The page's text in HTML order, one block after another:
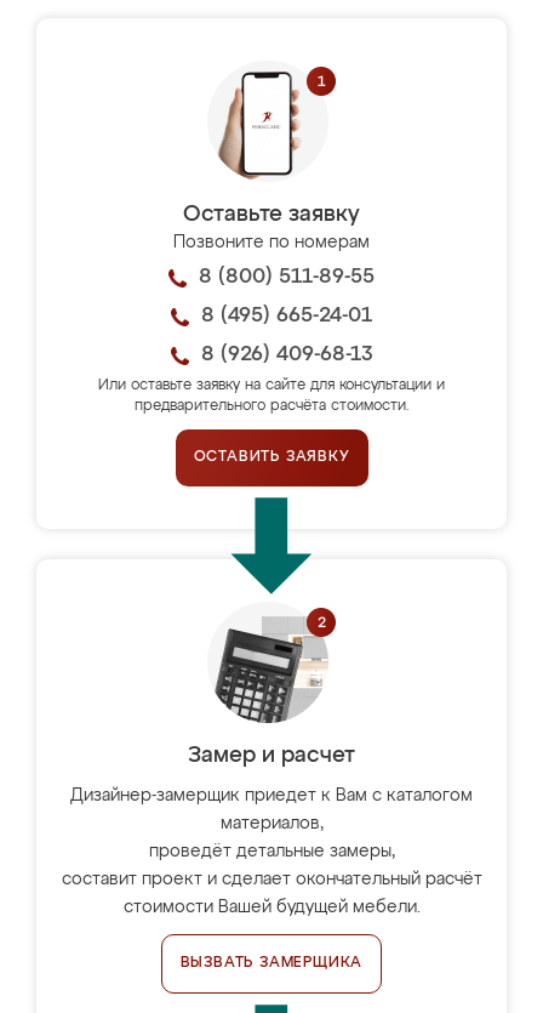
Оставьте заявку
Позвоните по номерам
8 (800) 511-89-55
8 (495) 665-24-01
8 (926) 409-68-13
Или оставьте заявку на сайте для консультации и
предварительного расчёта стоимости.
ОСТАВИТЬ ЗАЯВКУ
Замер и расчет
Дизайнер-замерщик приедет к Вам с каталогом
материалов,
проведёт детальные замеры,
составит проект и сделает окончательный расчёт
стоимости Вашей будущей мебели.
ВЫЗВАТЬ ЗАМЕРЩИКА